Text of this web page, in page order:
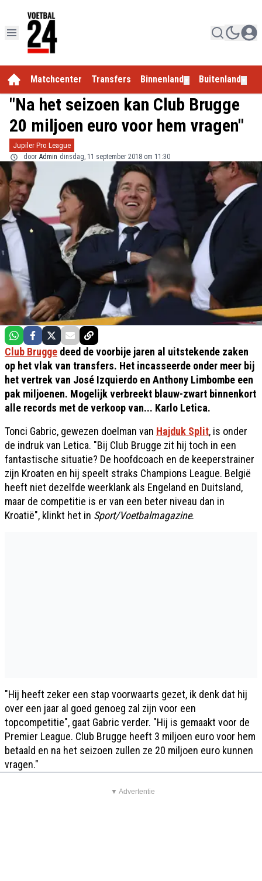
Matchcenter Transfers Binnenland Buitenland
"Na het seizoen kan Club Brugge
20 miljoen euro voor hem vragen"
Jupiler Pro League
door Admin dinsdag, 11 september 2018 om 11:30
Club Brugge deed de voorbije jaren al uitstekende zaken
op het vlak van transfers. Het incasseerde onder meer bij
het vertrek van José Izquierdo en Anthony Limbombe een
pak miljoenen. Mogelijk verbreekt blauw-zwart binnenkort
alle records met de verkoop van... Karlo Letica.
Tonci Gabric, gewezen doelman van Hajduk Split, is onder
de indruk van Letica. "Bij Club Brugge zit hij toch in een
fantastische situatie? De hoofdcoach en de keeperstrainer
zijn Kroaten en hij speelt straks Champions League. België
heeft niet dezelfde weerklank als Engeland en Duitsland,
maar de competitie is er van een beter niveau dan in
Kroatië", klinkt het in Sport/Voetbalmagazine.
"Hij heeft zeker een stap voorwaarts gezet, ik denk dat hij
over een jaar al goed genoeg zal zijn voor een
topcompetitie", gaat Gabric verder. "Hij is gemaakt voor de
Premier League. Club Brugge heeft 3 miljoen euro voor hem
betaald en na het seizoen zullen ze 20 miljoen euro kunnen
vragen."
▼ Advertentie